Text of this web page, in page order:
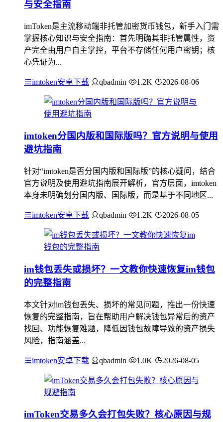
与安全指南
imToken是主流移动端非托管加密货币钱包，新手入门需
掌握核心知识与安全指南：首先明确其非托管属性，资
产完全由用户自主掌控，平台不存储任何用户密钥；核
心凭证为...
imtoken安卓下载 qbadmin 1.2K 2026-08-06
imtoken分国内版和国际版吗？官方说明与使用
避坑指南
针对“imtoken是否分国内版和国际版”的核心疑问，结合
官方说明及使用避坑指南展开解析，官方层面，imtoken
本身未明确划分国内版、国际版，而是基于不同地区...
imtoken安卓下载 qbadmin 1.2K 2026-08-05
im钱包丢失或损坏？一文教你快速恢复im钱包
的完整指南
本文针对im钱包丢失、损坏的常见问题，推出一份快速
恢复的完整指南，旨在帮助用户解决钱包异常后的资产
找回、功能恢复难题，降低因钱包故障导致的资产损失
风险，指南涵盖...
imtoken安卓下载 qbadmin 1.0K 2026-08-05
imToken交易多久会打包失败？核心原因与规